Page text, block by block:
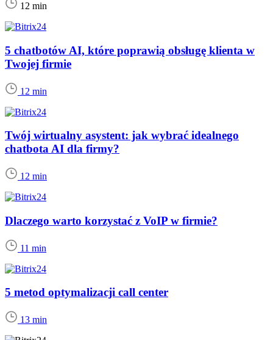
12 min
5 chatbotów AI, które poprawią obsługę klienta w
Twojej firmie
12 min
Twój wirtualny asystent: jak wybrać idealnego
chatbota AI dla firmy?
12 min
Dlaczego warto korzystać z VoIP w firmie?
11 min
5 metod optymalizacji call center
13 min